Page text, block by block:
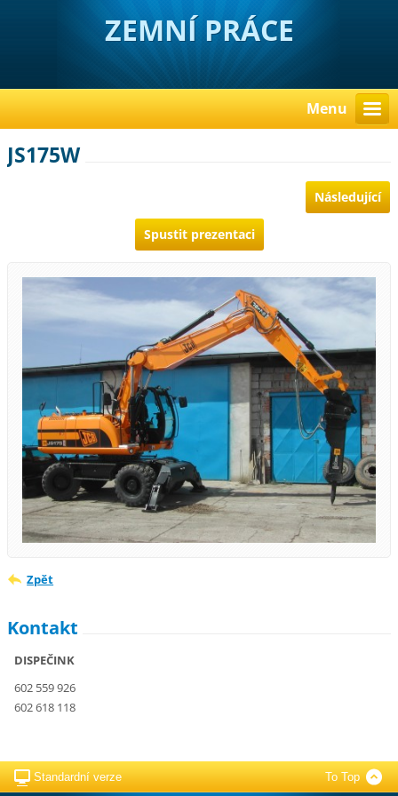
ZEMNÍ PRÁCE
Menu
JS175W
Následující
Spustit prezentaci
Zpět
Kontakt
DISPEČINK
602 559 926
602 618 118
Standardní verze To Top